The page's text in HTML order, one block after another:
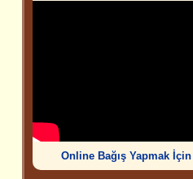
Online Bağış Yapmak İçin